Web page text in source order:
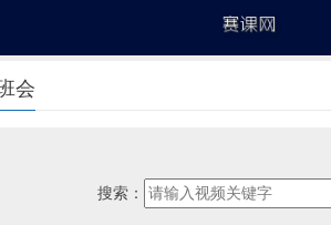
会
搜索：